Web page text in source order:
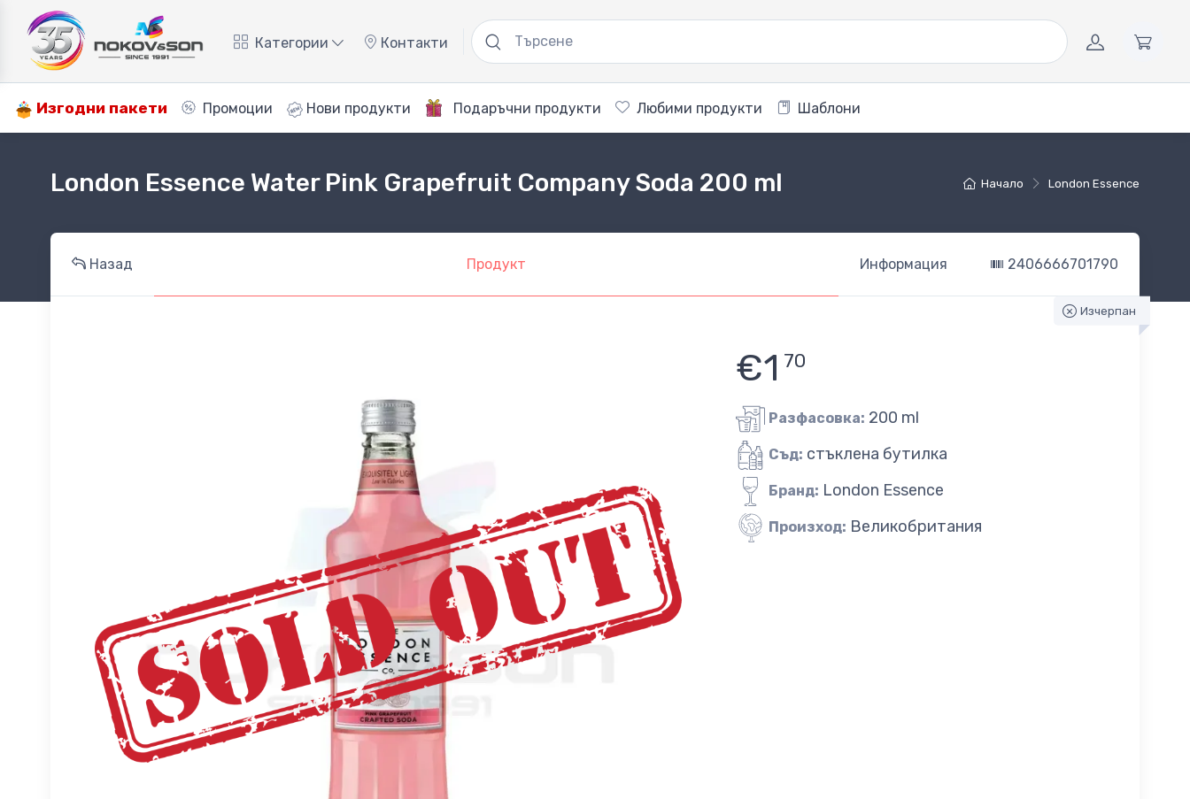
Категории Контакти
Изгодни пакети Промоции Нови продукти Подаръчни продукти Любими продукти Шаблони
Начало London Essence
London Essence Water Pink Grapefruit Company Soda 200 ml
Назад Продукт Информация 2406666701790
Изчерпан
€1 70
Разфасовка: 200 ml
Съд: стъклена бутилка
Бранд: London Essence
Произход: Великобритания